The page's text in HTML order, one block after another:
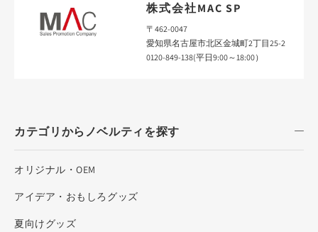
株式会社MAC SP
〒462-0047
愛知県名古屋市北区金城町2丁目25-2
0120-849-138(平日9:00～18:00）
カテゴリからノベルティを探す
オリジナル・OEM
アイデア・おもしろグッズ
夏向けグッズ